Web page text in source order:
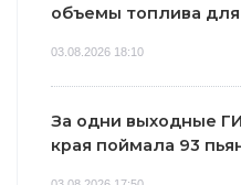
объемы топлива
03.08.2026 18:10
За одни выходные
края поймала 93